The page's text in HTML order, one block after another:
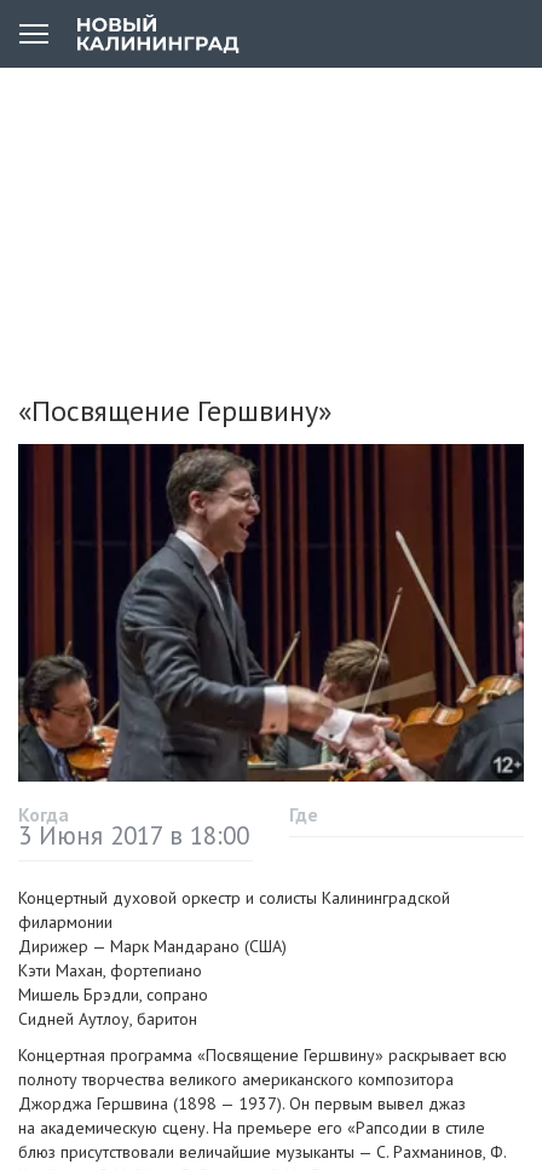
«Посвящение Гершвину»
Когда
3 Июня 2017 в 18:00
Где
Концертный духовой оркестр и солисты Калининградской
филармонии
Дирижер — Марк Мандарано (США)
Кэти Махан, фортепиано
Мишель Брэдли, сопрано
Сидней Аутлоу, баритон
Концертная программа «Посвящение Гершвину» раскрывает всю
полноту творчества великого американского композитора
Джорджа Гершвина (1898 — 1937). Он первым вывел джаз
на академическую сцену. На премьере его «Рапсодии в стиле
блюз присутствовали величайшие музыканты — С. Рахманинов, Ф.